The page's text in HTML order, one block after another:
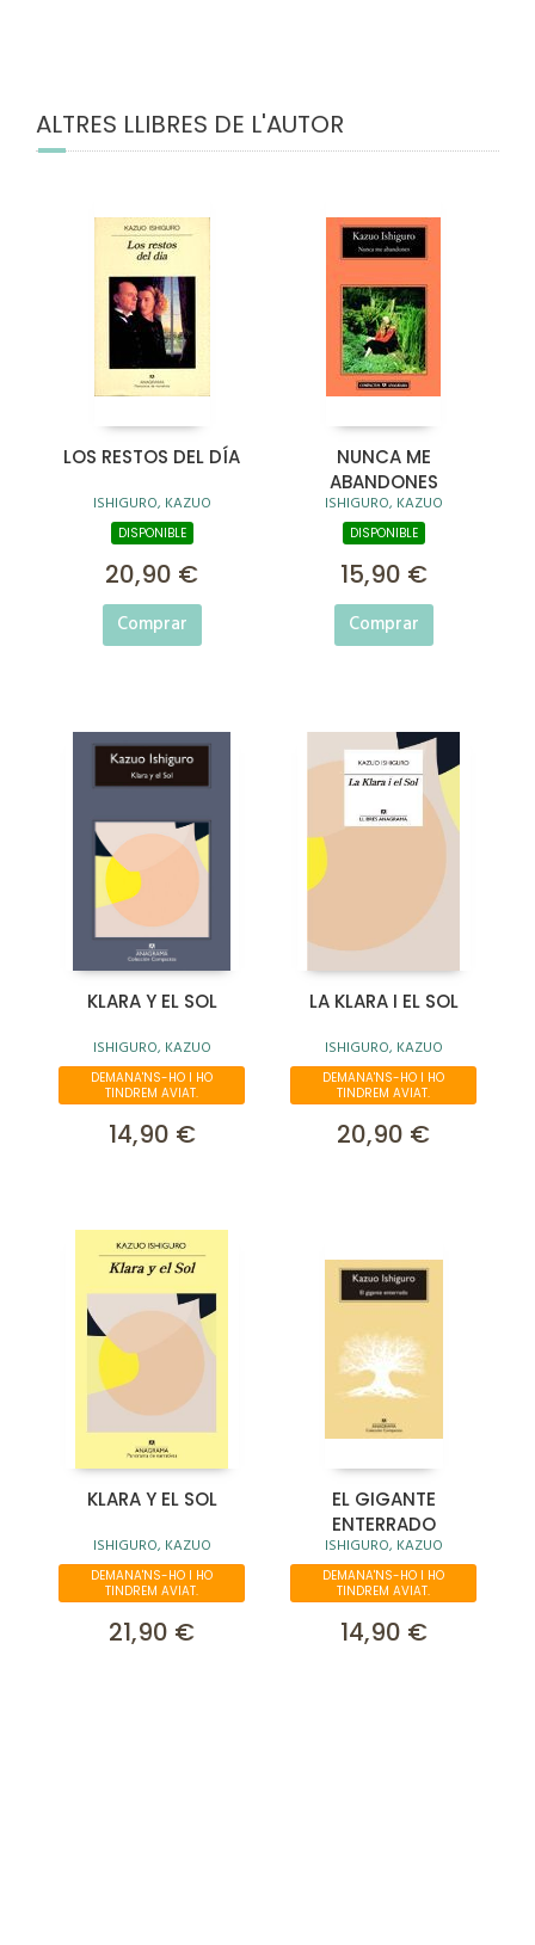
ALTRES LLIBRES DE L'AUTOR
LOS RESTOS DEL DÍA
ISHIGURO, KAZUO
DISPONIBLE
20,90 €
Comprar
NUNCA ME
ABANDONES
ISHIGURO, KAZUO
DISPONIBLE
15,90 €
Comprar
KLARA Y EL SOL
ISHIGURO, KAZUO
DEMANA'NS-HO I HO
TINDREM AVIAT.
14,90 €
LA KLARA I EL SOL
ISHIGURO, KAZUO
DEMANA'NS-HO I HO
TINDREM AVIAT.
20,90 €
KLARA Y EL SOL
ISHIGURO, KAZUO
DEMANA'NS-HO I HO
TINDREM AVIAT.
21,90 €
EL GIGANTE
ENTERRADO
ISHIGURO, KAZUO
DEMANA'NS-HO I HO
TINDREM AVIAT.
14,90 €